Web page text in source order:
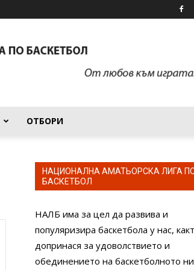
ОТБОРИ
НАЦИОНАЛНА АМАТЬОРСКА ЛИГА
БАСКЕТБОЛ
НАЛБ има за цел да развива и
популяризира баскетбола у нас,
допринася за удоволствието и
обединението на баскетболното ни